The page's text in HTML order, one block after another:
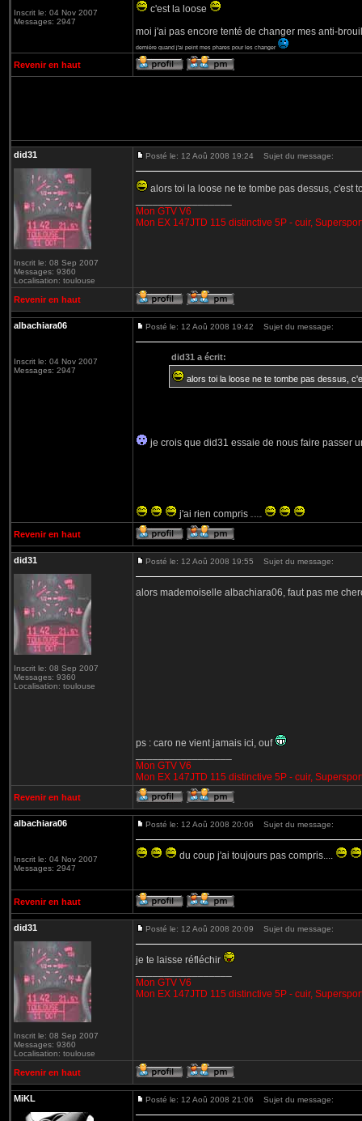
Inscrit le: 04 Nov 2007
Messages: 2947
c'est la loose
moi j'ai pas encore tenté de changer mes anti-
dernière quand j'ai peint mes phares pour les changer
Revenir en haut
did31
Inscrit le: 08 Sep 2007
Messages: 9360
Localisation: toulouse
Posté le: 12 Aoû 2008 19:24 Sujet du message:
alors toi la loose ne te tombe pas dessus, c'est
Mon GTV V6
Mon EX 147JTD 115 distinctive 5P - cuir,
Revenir en haut
albachiara06
Inscrit le: 04 Nov 2007
Messages: 2947
Posté le: 12 Aoû 2008 19:42 Sujet du message:
did31 a écrit:
alors toi la loose ne te tombe pas dessus,
je crois que did31 essaie de nous faire passer
j'ai rien compris
Revenir en haut
did31
Inscrit le: 08 Sep 2007
Messages: 9360
Localisation: toulouse
Posté le: 12 Aoû 2008 19:55 Sujet du message:
alors mademoiselle albachiara06, faut pas me
ps : caro ne vient jamais ici, ouf
Mon GTV V6
Mon EX 147JTD 115 distinctive 5P - cuir,
Revenir en haut
albachiara06
Inscrit le: 04 Nov 2007
Messages: 2947
Posté le: 12 Aoû 2008 20:06 Sujet du message:
du coup j'ai toujours pas compris....
Revenir en haut
did31
Inscrit le: 08 Sep 2007
Messages: 9360
Localisation: toulouse
Posté le: 12 Aoû 2008 20:09 Sujet du message:
je te laisse réfléchir
Mon GTV V6
Mon EX 147JTD 115 distinctive 5P - cuir,
Revenir en haut
MiKL Posté le: 12 Aoû 2008 21:06 Sujet du message: